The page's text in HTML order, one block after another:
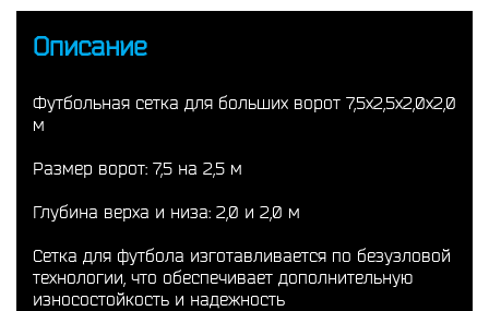
Описание
Футбольная сетка для больших ворот 7,5х2,5х2,0х2,0
м
Размер ворот: 7,5 на 2,5 м
Глубина верха и низа: 2,0 и 2,0 м
Сетка для футбола изготавливается по безузловой
технологии, что обеспечивает дополнительную
износостойкость и надежность